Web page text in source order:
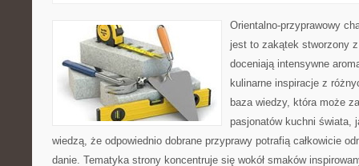
Orientalno-przyprawowy
jest to zakątek stworzony
doceniają intensywne
kulinarne inspiracje z
baza wiedzy, która może
pasjonatów kuchni świata,
wiedzą, że odpowiednio dobrane przyprawy potrafią całkowicie
danie. Tematyka strony koncentruje się wokół smaków